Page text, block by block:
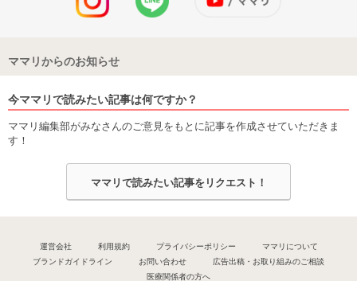
ママリからのお知らせ
今ママリで読みたい記事は何ですか？
ママリ編集部がみなさんのご意見をもとに記事を作成させていただきま
す！
ママリで読みたい記事をリクエスト！
運営会社 利用規約 プライバシーポリシー
ママリについて
ブランドガイドライン
お問い合わせ
広告出稿・お取り組みのご相談
医療関係者の方へ